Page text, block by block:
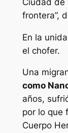
frontera”,
En la
el chofer.
Una
como
años,
por lo que
Cuerpo